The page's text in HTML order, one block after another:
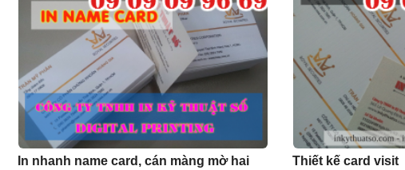
In nhanh name card, cán màng mờ hai
Thiết kế card visit